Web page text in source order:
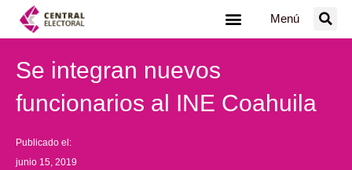
Menú
Se integran nuevos
funcionarios al INE Coahuila
Publicado el:
junio 15, 2019